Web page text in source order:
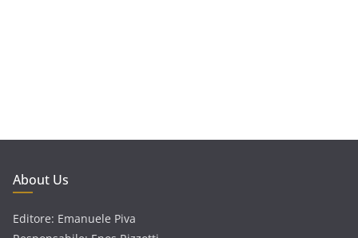
About Us
Editore: Emanuele Piva